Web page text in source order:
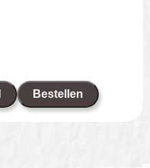
Bestellen